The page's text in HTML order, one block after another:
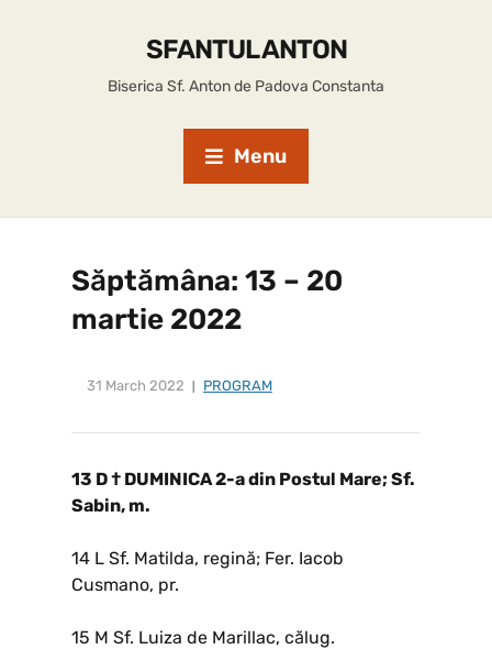
SFANTUL ANTON
Biserica Sf. Anton de Padova Constanta
Menu
Săptămâna: 13 – 20
martie 2022
31 March 2022 PROGRAM
13 D † DUMINICA 2-a din Postul Mare; Sf.
Sabin, m.
14 L Sf. Matilda, regină; Fer. Iacob
Cusmano, pr.
15 M Sf. Luiza de Marillac, călug.